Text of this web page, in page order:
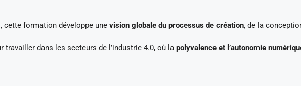
cette formation développe une vision globale du processus de création, de la
travailler dans les secteurs de l’industrie 4.0, où la polyvalence et l’autonomie